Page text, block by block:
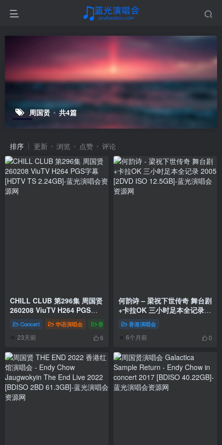
周国贤 共4篇
排序 更新 浏览 点赞 评论
CHILL CLUB 第296集 周国贤
260208 ViuTV H264 PGS字
幕 [HDTV TS 2.24GB]
Concert 华语演唱会 香港演唱会
23天前 6
何韵诗 – 梁祝下世传奇 舞台剧
+卡拉OK 三小时足本全记录
2005 [2DVD ISO 12.5GB]
香港演唱会
6个月前 0